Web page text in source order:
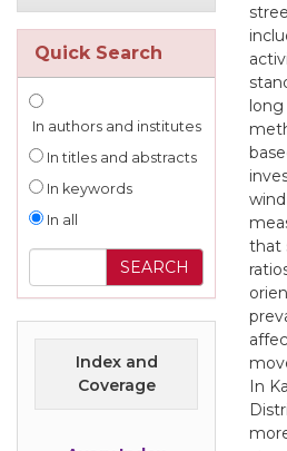
Quick Search
In authors and institutes
In titles and abstracts
In keywords
In all
Index and
Coverage
that
In